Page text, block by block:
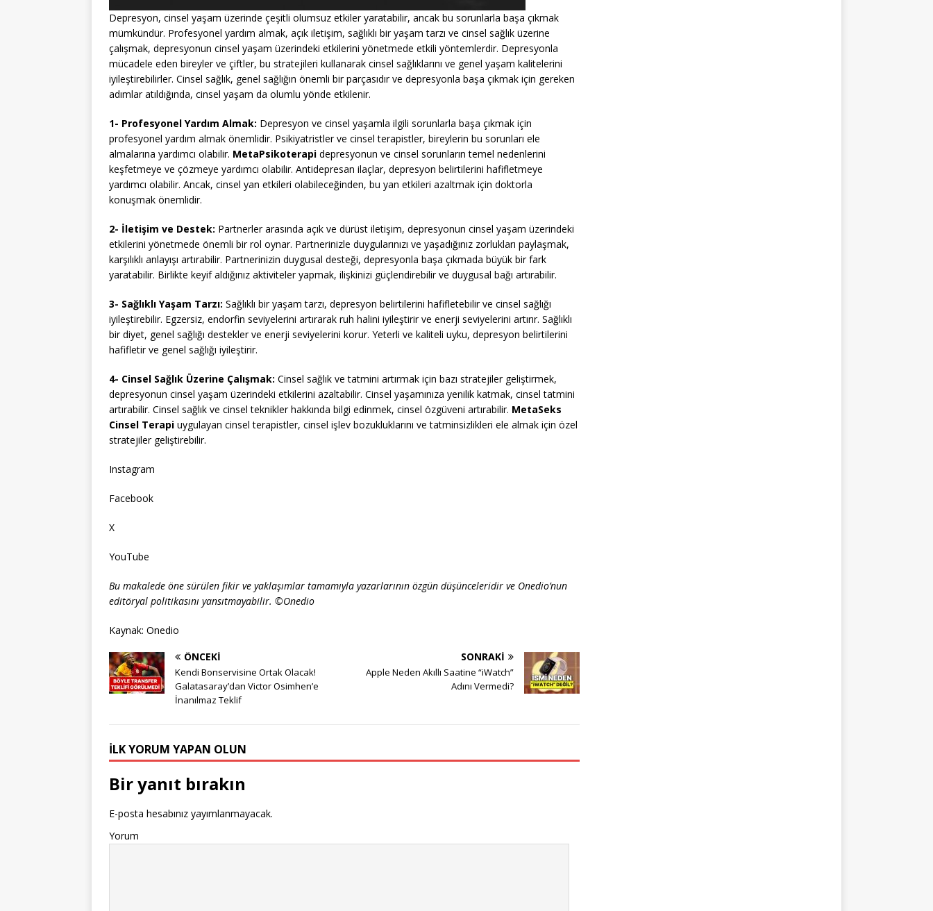
Depresyon, cinsel yaşam üzerinde çeşitli olumsuz etkiler yaratabilir, ancak bu sorunlarla başa çıkmak
mümkündür. Profesyonel yardım almak, açık iletişim, sağlıklı bir yaşam tarzı ve cinsel sağlık üzerine
çalışmak, depresyonun cinsel yaşam üzerindeki etkilerini yönetmede etkili yöntemlerdir. Depresyonla
mücadele eden bireyler ve çiftler, bu stratejileri kullanarak cinsel sağlıklarını ve genel yaşam kalitelerini
iyileştirebilirler. Cinsel sağlık, genel sağlığın önemli bir parçasıdır ve depresyonla başa çıkmak için gereken
adımlar atıldığında, cinsel yaşam da olumlu yönde etkilenir.
1- Profesyonel Yardım Almak: Depresyon ve cinsel yaşamla ilgili sorunlarla başa çıkmak için
profesyonel yardım almak önemlidir. Psikiyatristler ve cinsel terapistler, bireylerin bu sorunları ele
almalarına yardımcı olabilir. MetaPsikoterapi depresyonun ve cinsel sorunların temel nedenlerini
keşfetmeye ve çözmeye yardımcı olabilir. Antidepresan ilaçlar, depresyon belirtilerini hafifletmeye
yardımcı olabilir. Ancak, cinsel yan etkileri olabileceğinden, bu yan etkileri azaltmak için doktorla
konuşmak önemlidir.
2- İletişim ve Destek: Partnerler arasında açık ve dürüst iletişim, depresyonun cinsel yaşam üzerindeki
etkilerini yönetmede önemli bir rol oynar. Partnerinizle duygularınızı ve yaşadığınız zorlukları paylaşmak,
karşılıklı anlayışı artırabilir. Partnerinizin duygusal desteği, depresyonla başa çıkmada büyük bir fark
yaratabilir. Birlikte keyif aldığınız aktiviteler yapmak, ilişkinizi güçlendirebilir ve duygusal bağı artırabilir.
3- Sağlıklı Yaşam Tarzı: Sağlıklı bir yaşam tarzı, depresyon belirtilerini hafifletebilir ve cinsel sağlığı
iyileştirebilir. Egzersiz, endorfin seviyelerini artırarak ruh halini iyileştirir ve enerji seviyelerini artırır. Sağlıklı
bir diyet, genel sağlığı destekler ve enerji seviyelerini korur. Yeterli ve kaliteli uyku, depresyon belirtilerini
hafifletir ve genel sağlığı iyileştirir.
4- Cinsel Sağlık Üzerine Çalışmak: Cinsel sağlık ve tatmini artırmak için bazı stratejiler geliştirmek,
depresyonun cinsel yaşam üzerindeki etkilerini azaltabilir. Cinsel yaşamınıza yenilik katmak, cinsel tatmini
artırabilir. Cinsel sağlık ve cinsel teknikler hakkında bilgi edinmek, cinsel özgüveni artırabilir. MetaSeks
Cinsel Terapi uygulayan cinsel terapistler, cinsel işlev bozukluklarını ve tatminsizlikleri ele almak için özel
stratejiler geliştirebilir.
Instagram
Facebook
X
YouTube
Bu makalede öne sürülen fikir ve yaklaşımlar tamamıyla yazarlarının özgün düşünceleridir ve Onedio’nun
editöryal politikasını yansıtmayabilir. ©Onedio
Kaynak: Onedio
ÖNCEKI
Kendi Bonservisine Ortak Olacak!
Galatasaray’dan Victor Osimhen’e
İnanılmaz Teklif
SONRAKI
Apple Neden Akıllı Saatine “iWatch”
Adını Vermedi?
İLK YORUM YAPAN OLUN
Bir yanıt bırakın
E-posta hesabınız yayımlanmayacak.
Yorum